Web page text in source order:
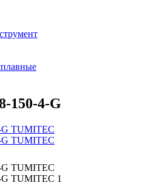
150-4-G